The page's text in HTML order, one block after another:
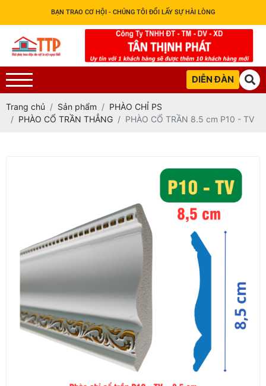
BẠN TRAO CƠ HỘI - CHÚNG TÔI ĐỔI LẤY SỰ HÀI LÒNG
DIỄN ĐÀN
Trang chủ Sản phẩm
PHÀO CHỈ PS
PHÀO CỔ TRẦN THẲNG
PHÀO CỔ TRẦN 8.5 cm P10 - TV